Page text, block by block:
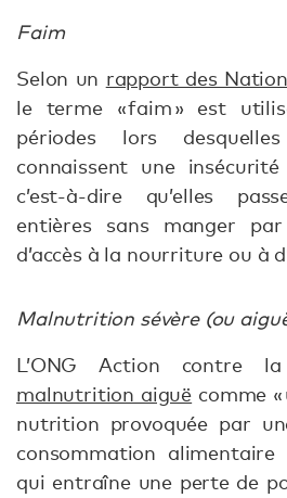
Faim
Selon un rapport des
le terme « faim » est
périodes lors
connaissent une
c’est-à-dire qu’elles
entières sans manger par
d’accès à la nourriture ou à
Malnutrition sévère (ou
L’ONG Action contre
malnutrition aiguë comme
nutrition provoquée par
consommation
qui entraîne une perte de